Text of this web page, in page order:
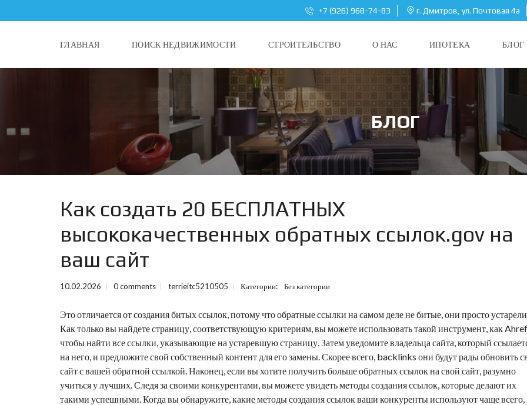
+7 (926) 968-74-83 г. Дмитров, ул. Почтовая 4а
ГЛАВНАЯ ПОИСК НЕДВИЖИМОСТИ СТРОИТЕЛЬСТВО О НАС ИПОТЕКА БЛОГ
БЛОГ
Как создать 20 БЕСПЛАТНЫХ
высококачественных обратных ссылок.gov на
ваш сайт
10.02.2026 0 comments terrieitc5210505 Категории: Без категории
Это отличается от создания битых ссылок, потому чтообратные ссылки на самом деле не битые, они просто
Как только вы найдете страницу, соответствующую критериям, вы можете использовать такой инструмент, как
чтобы найти все ссылки, указывающие на устаревшую страницу. Затем уведомите владельца сайта, который
на него, и предложите свой собственный контент для его замены. Скорее всего, backlinks они будут рады обновить
сайт с вашей обратной ссылкой. Наконец, если вы хотите получить больше обратных ссылок на свой сайт, разумно
учиться у лучших. Следя за своими конкурентами, вы можете увидеть методы создания ссылок, которые делают их
такими успешными. Когда вы обнаружите, какие методы создания ссылок ваши конкуренты используют чаще